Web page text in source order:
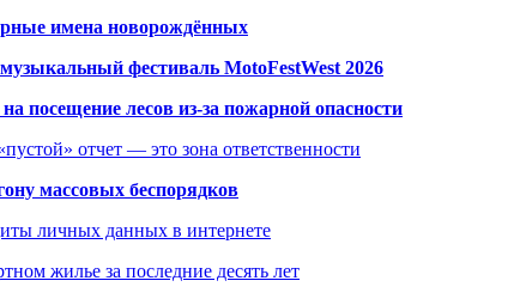
имена новорождённых
фестиваль MotoFestWest 2026
посещение лесов из-за пожарной опасности
отчет — это зона ответственности
массовых беспорядков
личных данных в интернете
жилье за последние десять лет